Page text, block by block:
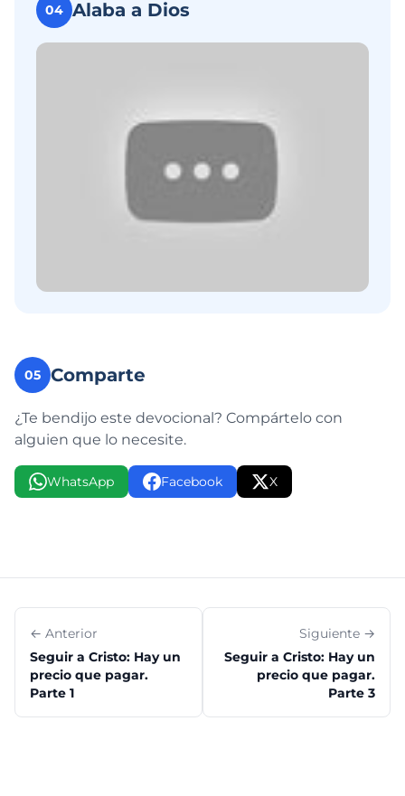
04 Alaba a Dios
05 Comparte
¿Te bendijo este devocional? Compártelo con
alguien que lo necesite.
WhatsApp Facebook X
← Anterior
Seguir a Cristo: Hay un
precio que pagar.
Parte 1
Siguiente →
Seguir a Cristo: Hay un
precio que pagar.
Parte 3